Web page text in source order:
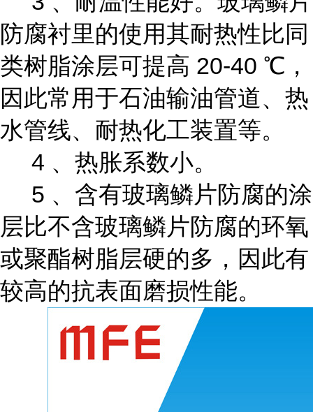
防腐衬里的使用其耐热性比同
类树脂涂层可提高 20-40 ℃，
因此常用于石油输油管道、热
水管线、耐热化工装置等。
4 、热胀系数小。
5 、含有玻璃鳞片防腐的涂
层比不含玻璃鳞片防腐的环氧
或聚酯树脂层硬的多，因此有
较高的抗表面磨损性能。